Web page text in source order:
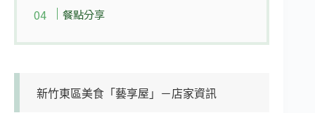
餐點分享
新竹東區美食「藝享屋」－店家資訊